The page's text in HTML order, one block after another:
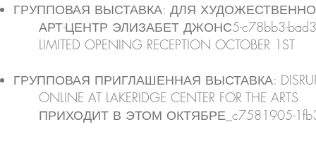
ГРУППОВАЯ ВЫСТАВКА: ДЛЯ
АРТ-ЦЕНТР ЭЛИЗАБЕТ ДЖОНС5-c78bb3-
LIMITED OPENING RECEPTION OCTOBER 1ST
ГРУППОВАЯ ПРИГЛАШЕННАЯ ВЫСТАВКА:
ONLINE AT LAKERIDGE CENTER FOR THE ARTS
ПРИХОДИТ В ЭТОМ ОКТЯБРЕ_c7581905-